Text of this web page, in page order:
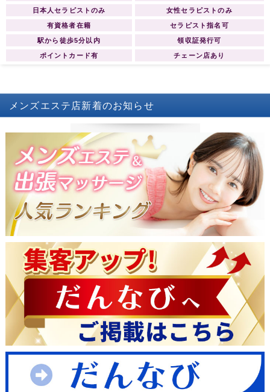
日本人セラピストのみ 女性セラピストのみ
有資格者在籍 セラピスト指名可
駅から徒歩5分以内 領収証発行可
ポイントカード有 チェーン店あり
メンズエステ店新着のお知らせ